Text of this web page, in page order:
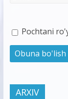
Pochtani
ARXIV